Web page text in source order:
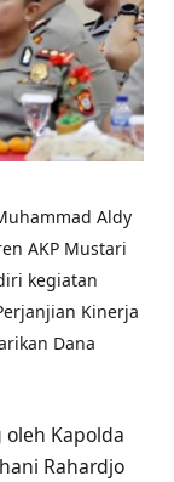
Aldy
AKP Mustari
kegiatan
Kinerja
Dana
Kapolda
Rahardjo